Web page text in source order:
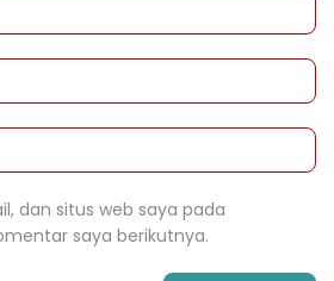
dan situs web saya pada
saya berikutnya.